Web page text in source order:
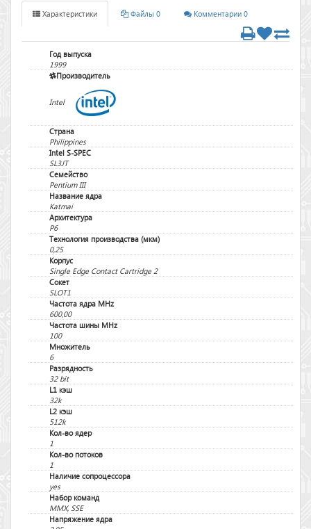
Характеристики Файлы 0 Комментарии 0
Год выпуска
1999
Производитель
Intel
Страна
Philippines
Intel S-SPEC
SL3JT
Семейство
Pentium III
Название ядра
Katmai
Архитектура
P6
Технология производства (мкм)
0,25
Корпус
Single Edge Contact Cartridge 2
Сокет
SLOT1
Частота ядра MHz
600,00
Частота шины MHz
100
Множитель
6
Разрядность
32 bit
L1 кэш
32k
L2 кэш
512k
Кол-во ядер
1
Кол-во потоков
1
Наличие сопроцессора
yes
Набор команд
MMX, SSE
Напряжение ядра